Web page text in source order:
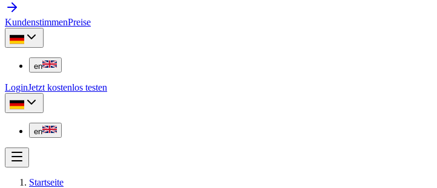
KundenstimmenPreise
en
LoginJetzt kostenlos testen
en
Startseite